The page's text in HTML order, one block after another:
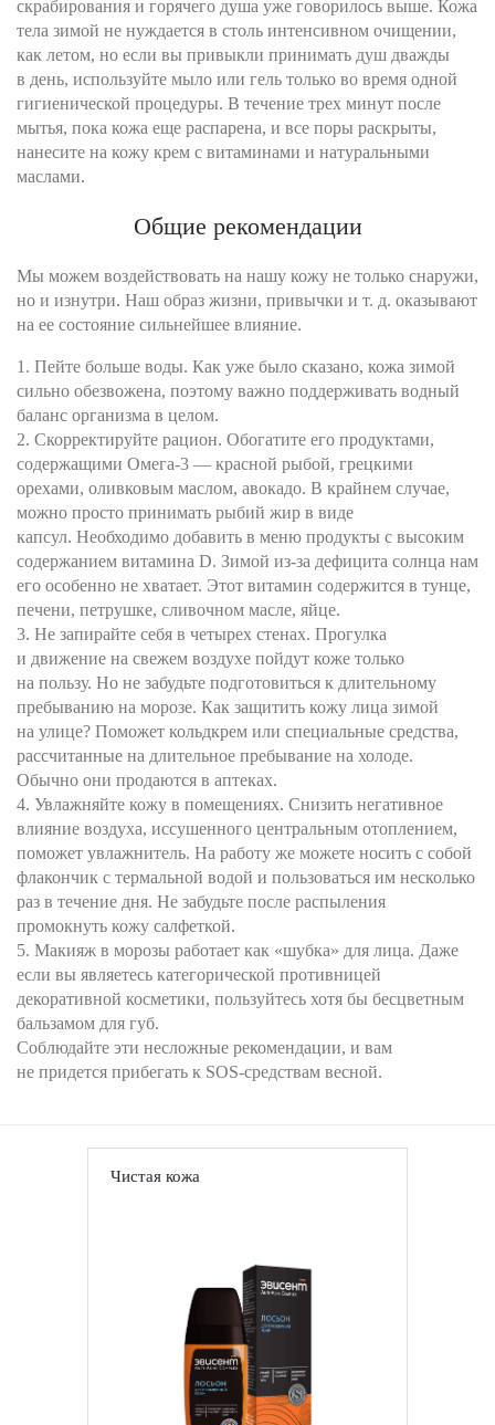
скрабирования и горячего душа уже говорилось выше. Кожа
тела зимой не нуждается в столь интенсивном очищении,
как летом, но если вы привыкли принимать душ дважды
в день, используйте мыло или гель только во время одной
гигиенической процедуры. В течение трех минут после
мытья, пока кожа еще распарена, и все поры раскрыты,
нанесите на кожу крем с витаминами и натуральными
маслами.
Общие рекомендации
Мы можем воздействовать на нашу кожу не только снаружи,
но и изнутри. Наш образ жизни, привычки и т. д. оказывают
на ее состояние сильнейшее влияние.
1. Пейте больше воды. Как уже было сказано, кожа зимой
сильно обезвожена, поэтому важно поддерживать водный
баланс организма в целом.
2. Скорректируйте рацион. Обогатите его продуктами,
содержащими Омега-3 — красной рыбой, грецкими
орехами, оливковым маслом, авокадо. В крайнем случае,
можно просто принимать рыбий жир в виде
капсул. Необходимо добавить в меню продукты с высоким
содержанием витамина D. Зимой из-за дефицита солнца нам
его особенно не хватает. Этот витамин содержится в тунце,
печени, петрушке, сливочном масле, яйце.
3. Не запирайте себя в четырех стенах. Прогулка
и движение на свежем воздухе пойдут коже только
на пользу. Но не забудьте подготовиться к длительному
пребыванию на морозе. Как защитить кожу лица зимой
на улице? Поможет кольдкрем или специальные средства,
рассчитанные на длительное пребывание на холоде.
Обычно они продаются в аптеках.
4. Увлажняйте кожу в помещениях. Снизить негативное
влияние воздуха, иссушенного центральным отоплением,
поможет увлажнитель. На работу же можете носить с собой
флакончик с термальной водой и пользоваться им несколько
раз в течение дня. Не забудьте после распыления
промокнуть кожу салфеткой.
5. Макияж в морозы работает как «шубка» для лица. Даже
если вы являетесь категорической противницей
декоративной косметики, пользуйтесь хотя бы бесцветным
бальзамом для губ.
Соблюдайте эти несложные рекомендации, и вам
не придется прибегать к SOS-средствам весной.
Чистая кожа